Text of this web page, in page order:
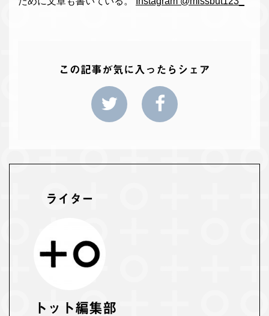
この記事が気に入ったらシェア
ライター
トット編集部